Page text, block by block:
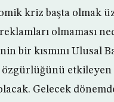
kriz başta olmak
olmaması
bir kısmını Ulusal
özgürlüğünü etkileyen
Gelecek